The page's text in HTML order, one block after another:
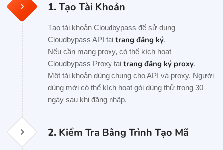
1.Tạo Tài Khoản
Tạo tài khoản Cloudbypass để sử dụng
Cloudbypass API tại trang đăng ký.
Nếu cần mạng proxy, có thể kích hoạt
Cloudbypass Proxy tại trang đăng ký proxy.
Một tài khoản dùng chung cho API và proxy. Người
dùng mới có thể kích hoạt gói dùng thử trong 30
ngày sau khi đăng nhập.
2. Kiểm Tra Bằng Trình Tạo Mã